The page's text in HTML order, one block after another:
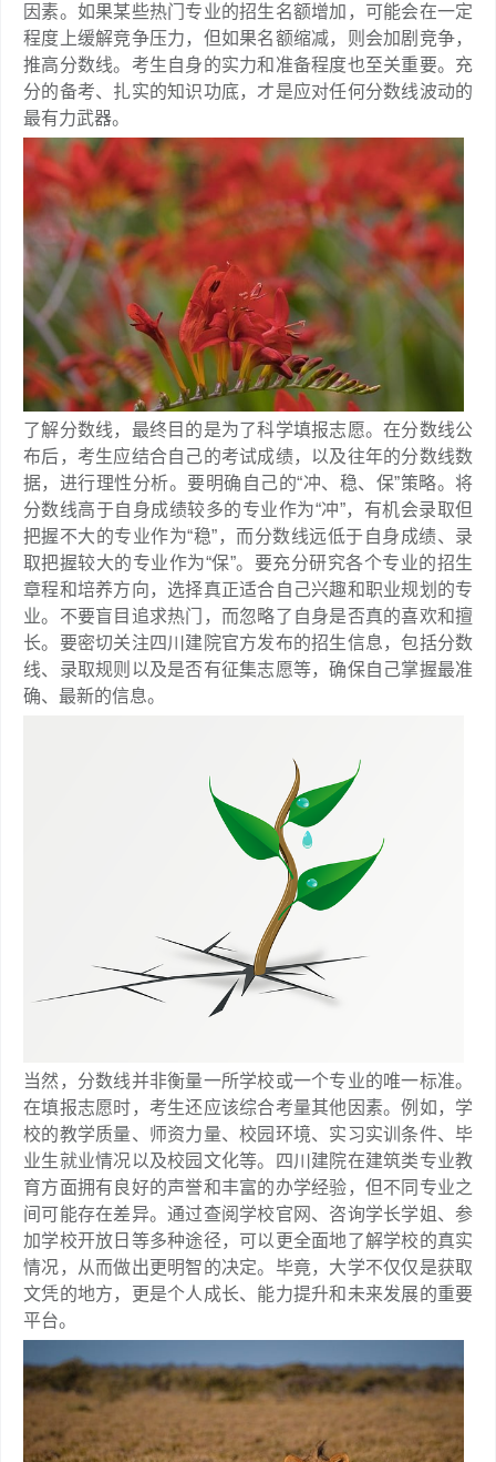
因素。如果某些热门专业的招生名额增加，可能会在一定
程度上缓解竞争压力，但如果名额缩减，则会加剧竞争，
推高分数线。考生自身的实力和准备程度也至关重要。充
分的备考、扎实的知识功底，才是应对任何分数线波动的
最有力武器。
了解分数线，最终目的是为了科学填报志愿。在分数线公
布后，考生应结合自己的考试成绩，以及往年的分数线数
据，进行理性分析。要明确自己的“冲、稳、保”策略。将
分数线高于自身成绩较多的专业作为“冲”，有机会录取但
把握不大的专业作为“稳”，而分数线远低于自身成绩、录
取把握较大的专业作为“保”。要充分研究各个专业的招生
章程和培养方向，选择真正适合自己兴趣和职业规划的专
业。不要盲目追求热门，而忽略了自身是否真的喜欢和擅
长。要密切关注四川建院官方发布的招生信息，包括分数
线、录取规则以及是否有征集志愿等，确保自己掌握最准
确、最新的信息。
当然，分数线并非衡量一所学校或一个专业的唯一标准。
在填报志愿时，考生还应该综合考量其他因素。例如，学
校的教学质量、师资力量、校园环境、实习实训条件、毕
业生就业情况以及校园文化等。四川建院在建筑类专业教
育方面拥有良好的声誉和丰富的办学经验，但不同专业之
间可能存在差异。通过查阅学校官网、咨询学长学姐、参
加学校开放日等多种途径，可以更全面地了解学校的真实
情况，从而做出更明智的决定。毕竟，大学不仅仅是获取
文凭的地方，更是个人成长、能力提升和未来发展的重要
平台。